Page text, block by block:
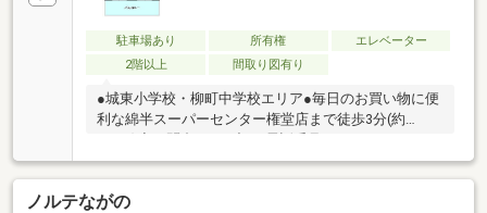
駐車場あり 所有権
エレベーター
2階以上
間取り図有り
●城東小学校・柳町中学校エリア●毎日のお買い物に便
利な綿半スーパーセンター権堂店まで徒歩3分(約
220m)◇お問合せは下記お電話番号やホームページで
も受付中！！・フリーダイヤル 【 0120-055-779 】・
ホームページ 【 ハウスドゥ長野柳町 】 で検索
ノルテながの